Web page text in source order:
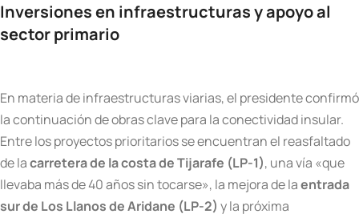
Inversiones en infraestructuras y apoyo al
sector primario
En materia de infraestructuras viarias, el presidente confirmó
la continuación de obras clave para la conectividad insular.
Entre los proyectos prioritarios se encuentran el reasfaltado
de lacarretera de la costa de Tijarafe (LP-1), una vía «que
llevaba más de 40 años sin tocarse», la mejora de laentrada
sur de Los Llanos de Aridane (LP-2) y la próxima